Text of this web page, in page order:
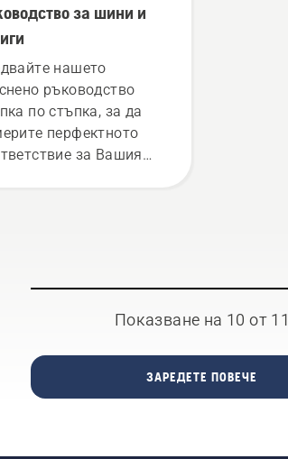
за шини и
нашето
ръководство
по стъпка, за да
перфектното
за Вашия
Показване на 10 от 11
ЗАРЕДЕТЕ ПОВЕЧЕ